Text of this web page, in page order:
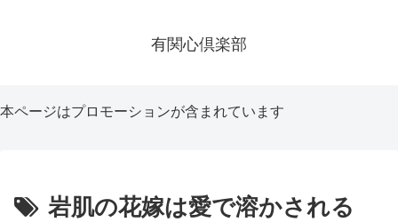
有関心倶楽部
本ページはプロモーションが含まれています
岩肌の花嫁は愛で溶かされる